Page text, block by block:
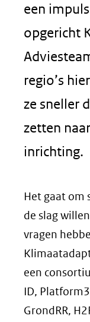
een
opgericht
regio’s
ze sneller
zetten
inrichting.
Het gaat om
de slag
vragen
een
ID,
GrondRR,